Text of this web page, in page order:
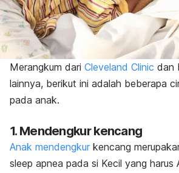
Merangkum dari Cleveland Clinic dan
lainnya, berikut ini adalah beberapa
pada anak.
1. Mendengkur kencang
Anak mendengkur kencang
sleep apnea pada si Kecil yang harus